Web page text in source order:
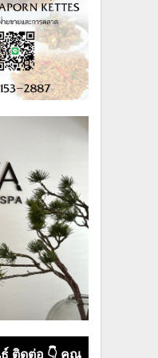
ติดต่อ 👇 คุณ